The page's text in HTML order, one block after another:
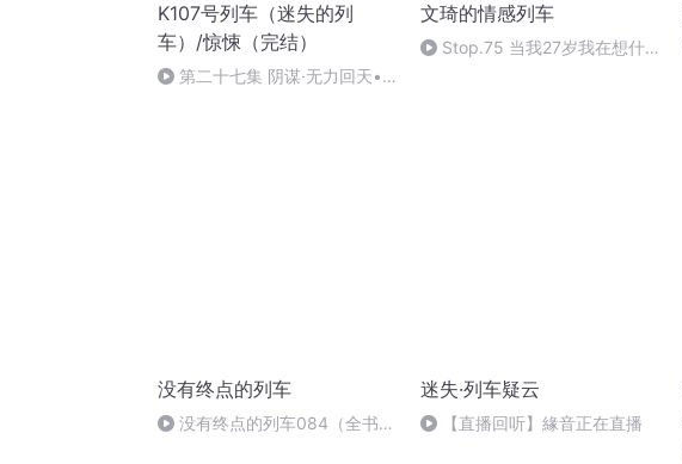
K107号列车（迷失的列
车）/惊悚（完结）
第二十七集 阴谋·无力回天•
文琦的情感列车
Stop.75 当我27岁我在想什
没有终点的列车
没有终点的列车084（全书
迷失·列车疑云
【直播回听】緣音正在直播